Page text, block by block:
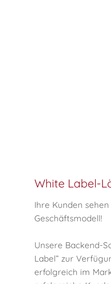
White Label-
Ihre Kunden
Geschäftsmodell!
Unsere Backend-
Label” zur
erfolgreich im